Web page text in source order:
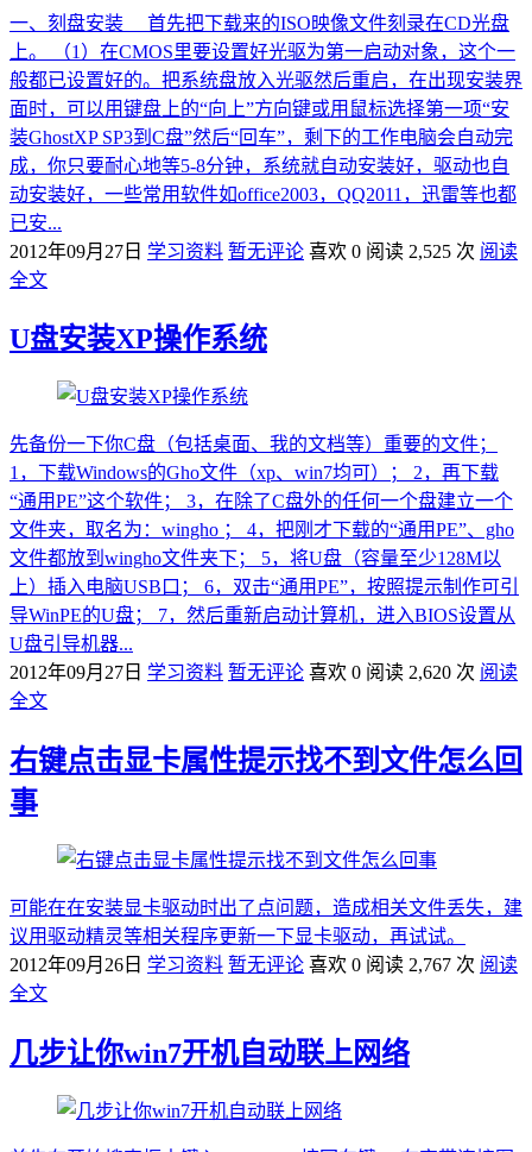
一、刻盘安装 首先把下载来的ISO映像文件刻录在CD光盘
上。 （1）在CMOS里要设置好光驱为第一启动对象，这个一
般都已设置好的。把系统盘放入光驱然后重启，在出现安装界
面时，可以用键盘上的“向上”方向键或用鼠标选择第一项“安
装GhostXP SP3到C盘”然后“回车”，剩下的工作电脑会自动完
成，你只要耐心地等5-8分钟，系统就自动安装好，驱动也自
动安装好，一些常用软件如office2003，QQ2011，迅雷等也都
已安...
2012年09月27日 学习资料 暂无评论 喜欢 0 阅读 2,525 次 阅读
全文
U盘安装XP操作系统
先备份一下你C盘（包括桌面、我的文档等）重要的文件；
1，下载Windows的Gho文件（xp、win7均可）； 2，再下载
“通用PE”这个软件； 3，在除了C盘外的任何一个盘建立一个
文件夹，取名为：wingho ； 4，把刚才下载的“通用PE”、gho
文件都放到wingho文件夹下； 5，将U盘（容量至少128M以
上）插入电脑USB口； 6，双击“通用PE”，按照提示制作可引
导WinPE的U盘； 7，然后重新启动计算机，进入BIOS设置从
U盘引导机器...
2012年09月27日 学习资料 暂无评论 喜欢 0 阅读 2,620 次 阅读
全文
右键点击显卡属性提示找不到文件怎么回
事
可能在在安装显卡驱动时出了点问题，造成相关文件丢失，建
议用驱动精灵等相关程序更新一下显卡驱动，再试试。
2012年09月26日 学习资料 暂无评论 喜欢 0 阅读 2,767 次 阅读
全文
几步让你win7开机自动联上网络